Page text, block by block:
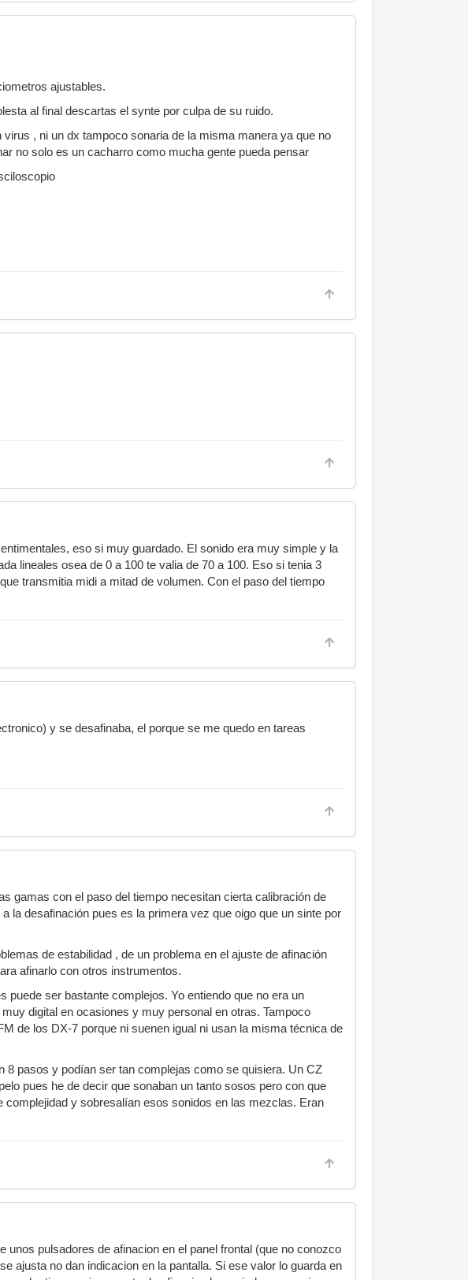
ajustables.
al final descartas el synte por culpa de su ruido.
, ni un dx tampoco sonaria de la misma manera ya que no
no solo es un cacharro como mucha gente pueda pensar
eso si muy guardado. El sonido era muy simple y la
lineales osea de 0 a 100 te valia de 70 a 100. Eso si tenia 3
transmitia midi a mitad de volumen. Con el paso del tiempo
y se desafinaba, el porque se me quedo en tareas
gamas con el paso del tiempo necesitan cierta calibración de
la desafinación pues es la primera vez que oigo que un sinte por
de estabilidad , de un problema en el ajuste de afinación
afinarlo con otros instrumentos.
puede ser bastante complejos. Yo entiendo que no era un
digital en ocasiones y muy personal en otras. Tampoco
de los DX-7 porque ni suenen igual ni usan la misma técnica de
8 pasos y podían ser tan complejas como se quisiera. Un CZ
pues he de decir que sonaban un tanto sosos pero con que
y sobresalían esos sonidos en las mezclas. Eran
pulsadores de afinacion en el panel frontal (que no conozco
ajusta no dan indicacion en la pantalla. Si ese valor lo guarda en